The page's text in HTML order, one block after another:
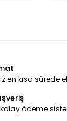
en kısa sürede
ödeme